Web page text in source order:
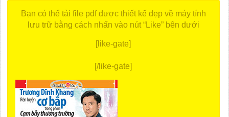
Bạn có thể tải file pdf được thiết kế đẹp về máy tính
lưu trữ bằng cách nhấn vào nút “Like” bên dưới
[like-gate]
[/like-gate]